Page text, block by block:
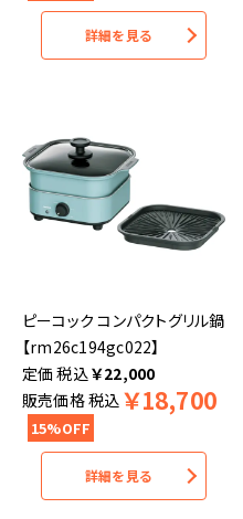
詳細を見る
ピーコック コンパクトグリル鍋
【rm26c194gc022】
税込￥22,000
販売価格税込 ￥18,700
15%OFF
詳細を見る